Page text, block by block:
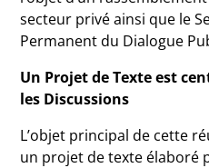
secteur privé ainsi que le
Permanent du Dialogue
Un Projet de Texte est
les Discussions
L’objet principal de cette
un projet de texte élaboré